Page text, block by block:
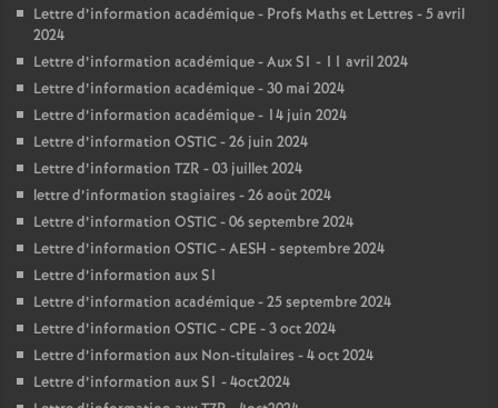
Lettre d’information académique - Profs Maths et Lettres - 5 avril
2024
Lettre d’information académique - Aux S1 - 11 avril 2024
Lettre d’information académique - 30 mai 2024
Lettre d’information académique - 14 juin 2024
Lettre d’information OSTIC - 26 juin 2024
Lettre d’information TZR - 03 juillet 2024
lettre d’information stagiaires - 26 août 2024
Lettre d’information OSTIC - 06 septembre 2024
Lettre d’information OSTIC - AESH - septembre 2024
Lettre d’information aux S1
Lettre d’information académique - 25 septembre 2024
Lettre d’information OSTIC - CPE - 3 oct 2024
Lettre d’information aux Non-titulaires - 4 oct 2024
Lettre d’information aux S1 - 4oct2024